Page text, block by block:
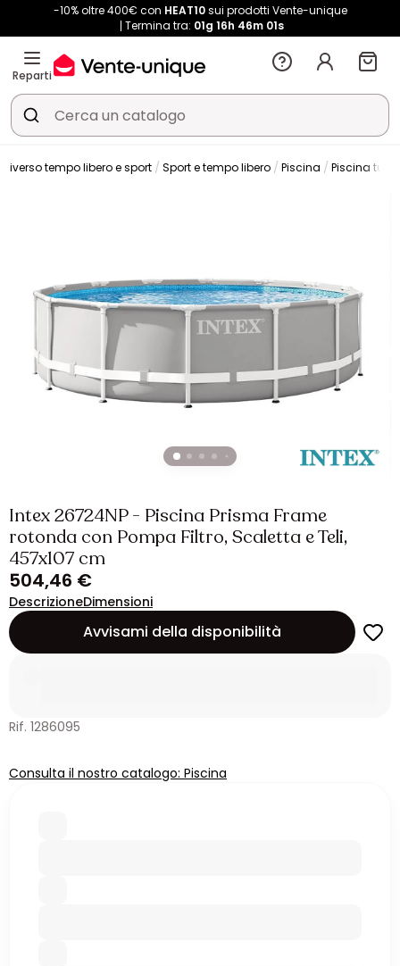
-10% oltre 400€ con HEAT10sui prodotti Vente-unique
Termina tra: 01g 16h 46m 01s
Reparti
tempo libero e sport Sport e tempo libero Piscina Piscina
Intex 26724NP - Piscina Prisma Frame
rotonda con Pompa Filtro, Scaletta e Teli,
457x107 cm
504,46 €
DescrizioneDimensioni
Avvisami della disponibilità
Rif. 1286095
Consulta il nostro catalogo: Piscina